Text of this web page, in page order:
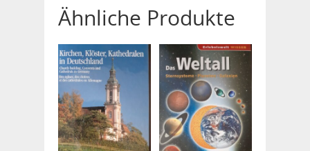
Ähnliche Produkte